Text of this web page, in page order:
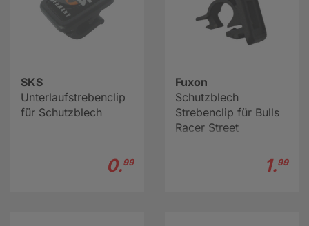
SKS
Unterlaufstrebenclip
für Schutzblech
0.99
Fuxon
Schutzblech
Strebenclip für Bulls
Racer Street
1.99